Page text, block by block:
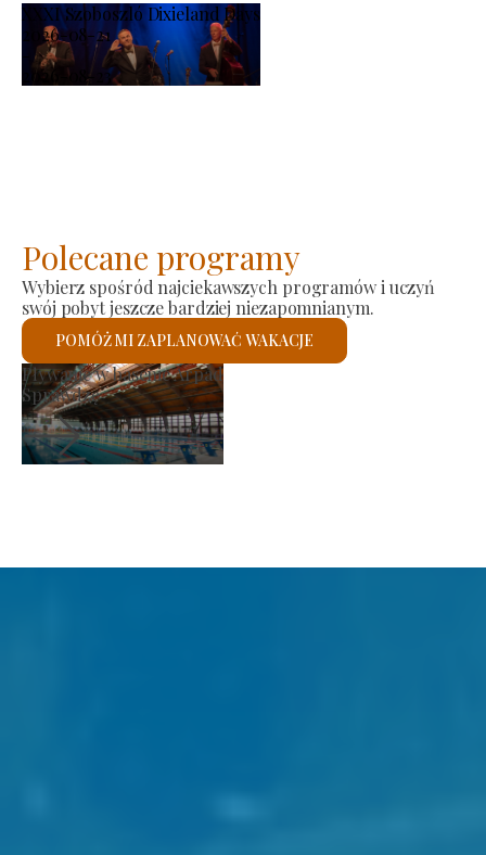
XXXI Szoboszló Dixieland Days
2026-08-21
-
2026-08-23
Polecane programy
Wybierz spośród najciekawszych programów i uczyń
swój pobyt jeszcze bardziej niezapomnianym.
POMÓŻ MI ZAPLANOWAĆ WAKACJE
Rynek producenta
Sprawdzę